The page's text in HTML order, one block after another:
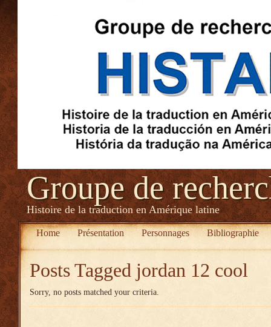
Groupe de
Histoire de la traduction en Amérique latine
Home Présentation Personnages Bibliographie
Posts Tagged jordan 12 cool
Sorry, no posts matched your criteria.